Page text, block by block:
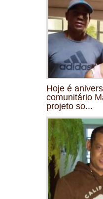
Hoje é
comunitário
projeto so...